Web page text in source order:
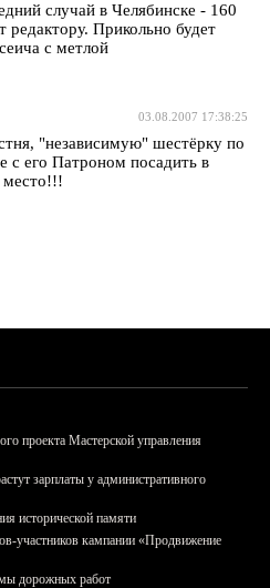
случай в Челябинске - 160
редактору. Прикольно будет
с метлой
03.08.2007 17:38:25
"независимую" шестёрку по
с его Патроном посадить в
проекта Мастерской управления
зарплаты у административного
исторической памяти
участников кампании «Продвижение
дорожных работ